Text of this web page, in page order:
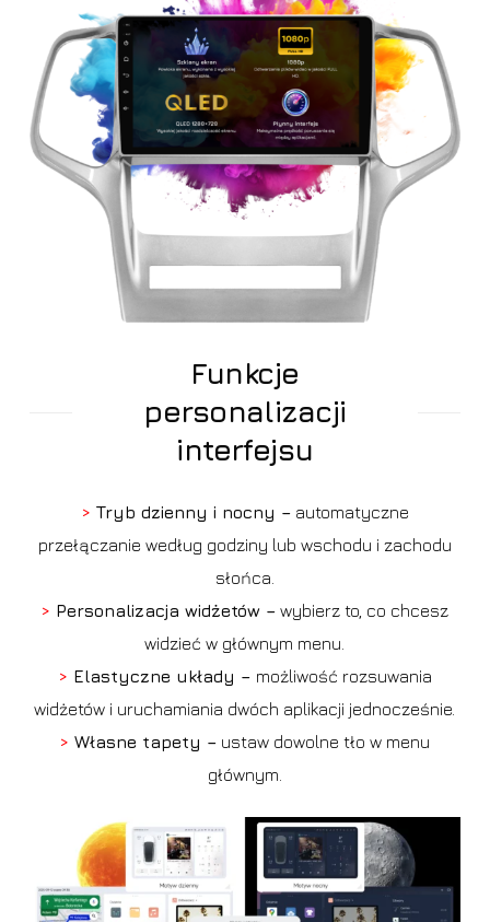
Funkcje
personalizacji
interfejsu
> Tryb dzienny i nocny –automatyczne
przełączanie według godziny lub wschodu i zachodu
słońca.
> Personalizacja widżetów – wybierz to, co chcesz
widzieć w głównym menu.
> Elastyczne układy – możliwość rozsuwania
widżetów i uruchamiania dwóch aplikacji jednocześnie.
>Własne tapety – ustaw dowolne tło w menu
głównym.